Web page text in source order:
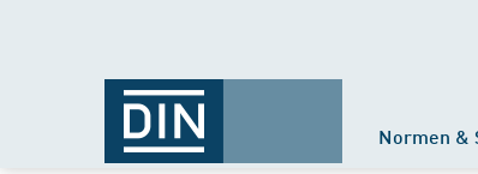
Normen &